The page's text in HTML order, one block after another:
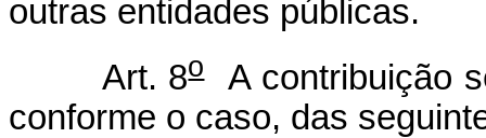
outras entidades públicas.
Art. 8oA contribuição
conforme o caso, das